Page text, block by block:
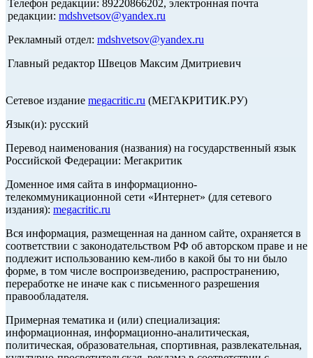
Телефон редакции: 89220866202, электронная почта
редакции: mdshvetsov@yandex.ru
Рекламный отдел: mdshvetsov@yandex.ru
Главный редактор Швецов Максим Дмитриевич
Сетевое издание megacritic.ru (МЕГАКРИТИК.РУ)
Язык(и): русский
Перевод наименования (названия) на государственный язык
Российской Федерации: Мегакритик
Доменное имя сайта в информационно-
телекоммуникационной сети «Интернет» (для сетевого
издания): megacritic.ru
Вся информация, размещенная на данном сайте, охраняется в
соответствии с законодательством РФ об авторском праве и не
подлежит использованию кем-либо в какой бы то ни было
форме, в том числе воспроизведению, распространению,
переработке не иначе как с письменного разрешения
правообладателя.
Примерная тематика и (или) специализация:
информационная, информационно-аналитическая,
политическая, образовательная, спортивная, развлекательная,